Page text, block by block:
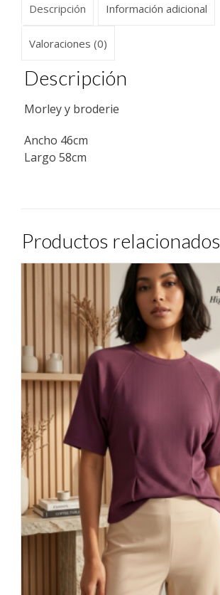
Descripción Información adicional
Valoraciones (0)
Descripción
Morley y broderie
Ancho 46cm
Largo 58cm
Productos relacionados